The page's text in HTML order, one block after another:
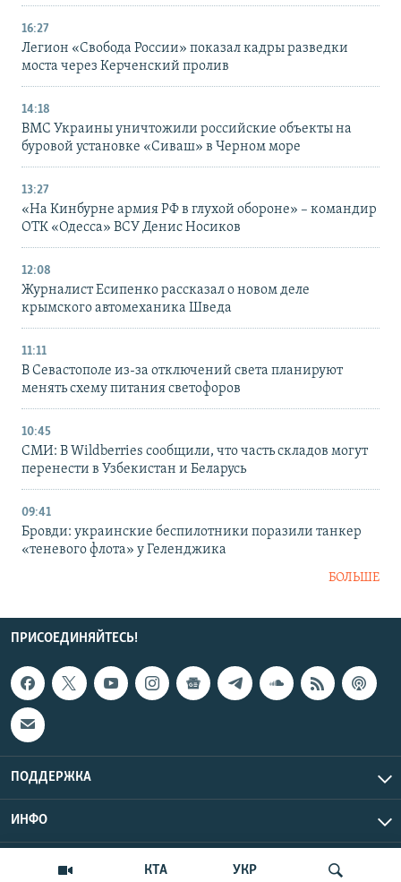
КТА УКР
16:27
Легион «Свобода России» показал кадры разведки
моста через Керченский пролив
14:18
ВМС Украины уничтожили российские объекты на
буровой установке «Сиваш» в Черном море
13:27
«На Кинбурне армия РФ в глухой обороне» – командир
ОТК «Одесса» ВСУ Денис Носиков
12:08
Журналист Есипенко рассказал о новом деле
крымского автомеханика Шведа
11:11
В Севастополе из-за отключений света планируют
менять схему питания светофоров
10:45
СМИ: В Wildberries сообщили, что часть складов могут
перенести в Узбекистан и Беларусь
09:41
Бровди: украинские беспилотники поразили танкер
«теневого флота» у Геленджика
БОЛЬШЕ
ПРИСОЕДИНЯЙТЕСЬ!
ПОДДЕРЖКА
ИНФО
Copyright Крым.Реалии, 2026 | Все права защищены.
UTC+3